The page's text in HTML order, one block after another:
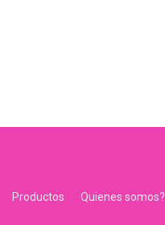
Productos Quienes somos?